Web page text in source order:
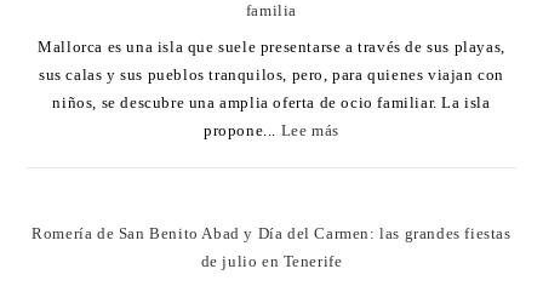
familia
Mallorca es una isla que suele presentarse a través de sus playas,
sus calas y sus pueblos tranquilos, pero, para quienes viajan con
niños, se descubre una amplia oferta de ocio familiar. La isla
propone... Lee más
Romería de San Benito Abad y Día del Carmen: las grandes fiestas
de julio en Tenerife